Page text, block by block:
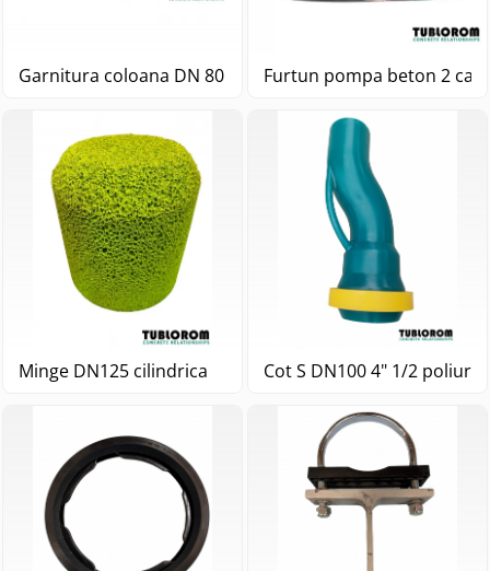
Garnitura coloana DN 80 4 " pompa betonFurtun pompa beton 2
Minge DN125 cilindrica Cot S DN100 4" 1/2